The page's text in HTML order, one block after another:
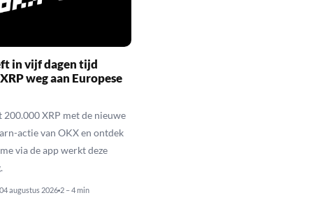
in vijf dagen tijd
weg aan Europese
XRP met de nieuwe
actie van OKX en ontdek
via de app werkt deze
04 augustus 2026 2 – 4 min